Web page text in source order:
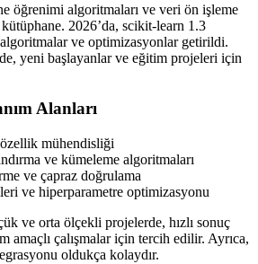
öğrenimi algoritmaları ve veri ön işleme
2026’da, scikit-learn 1.3
ve optimizasyonlar getirildi.
yeni başlayanlar ve eğitim projeleri için
Alanları
mühendisliği
ve kümeleme algoritmaları
ve çapraz doğrulama
ve hiperparametre optimizasyonu
ve orta ölçekli projelerde, hızlı sonuç
amaçlı çalışmalar için tercih edilir. Ayrıca,
oldukça kolaydır.